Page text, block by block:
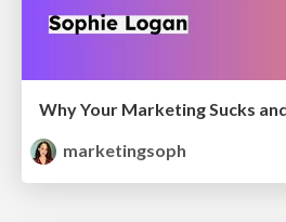
marketingsoph